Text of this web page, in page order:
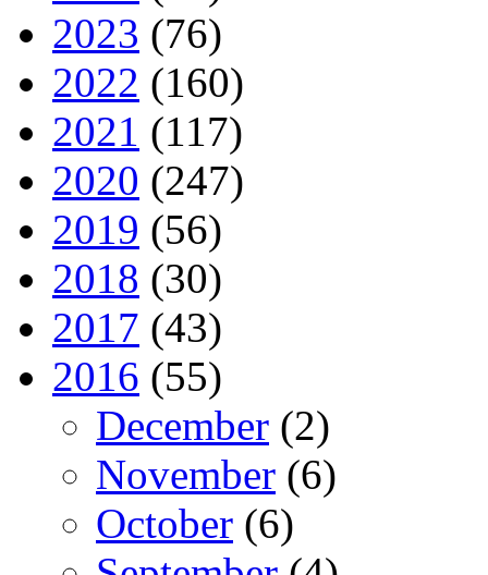
2023 (76)
2022 (160)
2021 (117)
2020 (247)
2019 (56)
2018 (30)
2017 (43)
2016 (55)
December (2)
November (6)
October (6)